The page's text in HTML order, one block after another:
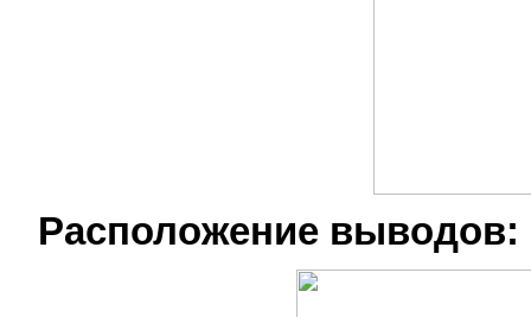
Расположение выводов: